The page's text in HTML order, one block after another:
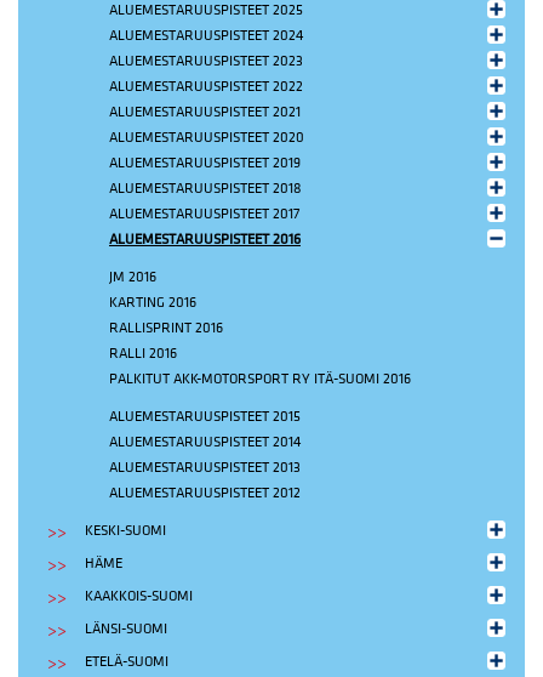
ALUEMESTARUUSPISTEET 2025
ALUEMESTARUUSPISTEET 2024
ALUEMESTARUUSPISTEET 2023
ALUEMESTARUUSPISTEET 2022
ALUEMESTARUUSPISTEET 2021
ALUEMESTARUUSPISTEET 2020
ALUEMESTARUUSPISTEET 2019
ALUEMESTARUUSPISTEET 2018
ALUEMESTARUUSPISTEET 2017
ALUEMESTARUUSPISTEET 2016
JM 2016
KARTING 2016
RALLISPRINT 2016
RALLI 2016
PALKITUT AKK-MOTORSPORT RY ITÄ-SUOMI 2016
ALUEMESTARUUSPISTEET 2015
ALUEMESTARUUSPISTEET 2014
ALUEMESTARUUSPISTEET 2013
ALUEMESTARUUSPISTEET 2012
KESKI-SUOMI
HÄME
KAAKKOIS-SUOMI
LÄNSI-SUOMI
ETELÄ-SUOMI